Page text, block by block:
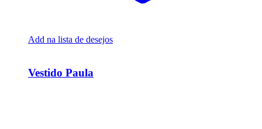
Add na lista de desejos
Vestido Paula